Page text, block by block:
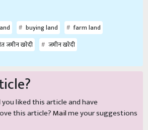
buying land
farm land
जमीन खरेदी जमीन खरेदी
you liked this article and have
this article?Mailme your suggestions